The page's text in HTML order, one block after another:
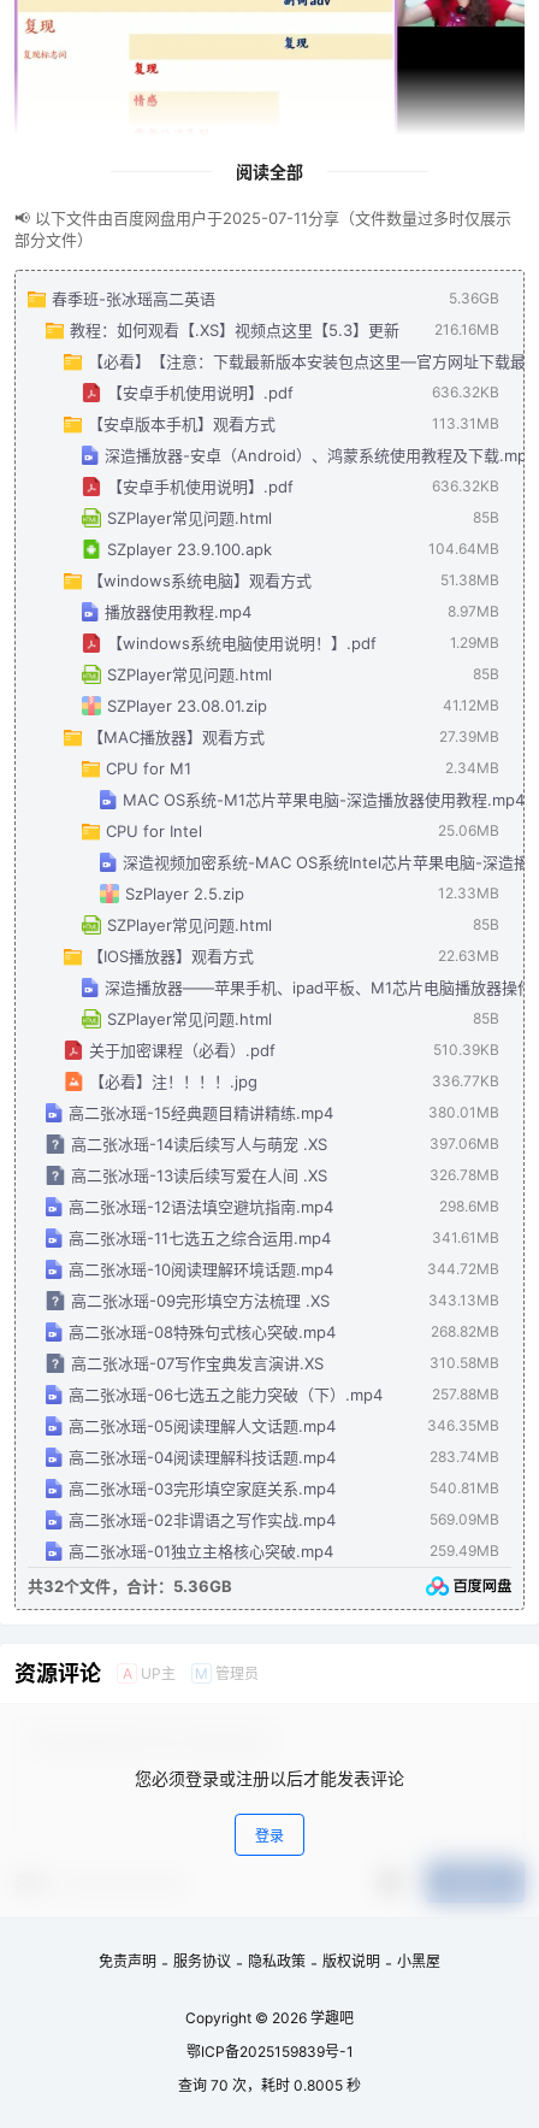
阅读全部
📢 以下文件由百度网盘用户于2025-07-11分享（文件数量过多时仅展示
部分文件）
春季班-张冰瑶高二英语 5.36GB
教程：如何观看【.XS】视频点这里【5.3】更新 216.16MB
【必看】【注意：下载最新版本安装包点这里—官方网址下载最
【安卓手机使用说明】.pdf
636.32KB
【安卓版本手机】观看方式 113.31MB
深造播放器-安卓（Android）、鸿蒙系统使用教程及下载.mp4
【安卓手机使用说明】.pdf
636.32KB
SZPlayer常见问题.html 85B
SZplayer 23.9.100.apk 104.64MB
【windows系统电脑】观看方式 51.38MB
播放器使用教程.mp4 8.97MB
【windows系统电脑使用说明！】.pdf 1.29MB
SZPlayer常见问题.html 85B
SZPlayer 23.08.01.zip 41.12MB
【MAC播放器】观看方式 27.39MB
CPU for M1 2.34MB
MAC OS系统-M1芯片苹果电脑-深造播放器使用教程.mp4
CPU for Intel 25.06MB
深造视频加密系统-MAC OS系统Intel芯片苹果电脑-深造播
SzPlayer 2.5.zip
12.33MB
SZPlayer常见问题.html 85B
【IOS播放器】观看方式 22.63MB
深造播放器——苹果手机、ipad平板、M1芯片电脑播放器操作
SZPlayer常见问题.html
85B
关于加密课程（必看）.pdf 510.39KB
【必看】注！！！！.jpg 336.77KB
高二张冰瑶-15经典题目精讲精练.mp4 380.01MB
高二张冰瑶-14读后续写人与萌宠 .XS 397.06MB
高二张冰瑶-13读后续写爱在人间 .XS 326.78MB
高二张冰瑶-12语法填空避坑指南.mp4 298.6MB
高二张冰瑶-11七选五之综合运用.mp4 341.61MB
高二张冰瑶-10阅读理解环境话题.mp4 344.72MB
高二张冰瑶-09完形填空方法梳理 .XS 343.13MB
高二张冰瑶-08特殊句式核心突破.mp4 268.82MB
高二张冰瑶-07写作宝典发言演讲.XS 310.58MB
高二张冰瑶-06七选五之能力突破（下）.mp4 257.88MB
高二张冰瑶-05阅读理解人文话题.mp4 346.35MB
高二张冰瑶-04阅读理解科技话题.mp4 283.74MB
高二张冰瑶-03完形填空家庭关系.mp4 540.81MB
高二张冰瑶-02非谓语之写作实战.mp4 569.09MB
高二张冰瑶-01独立主格核心突破.mp4 259.49MB
共32个文件，合计：5.36GB
资源评论 A UP主 M 管理员
您必须登录或注册以后才能发表评论
登录
免责声明 - 服务协议 - 隐私政策 - 版权说明 - 小黑屋
Copyright © 2026 学趣吧
鄂ICP备2025159839号-1
查询 70 次，耗时 0.8005 秒